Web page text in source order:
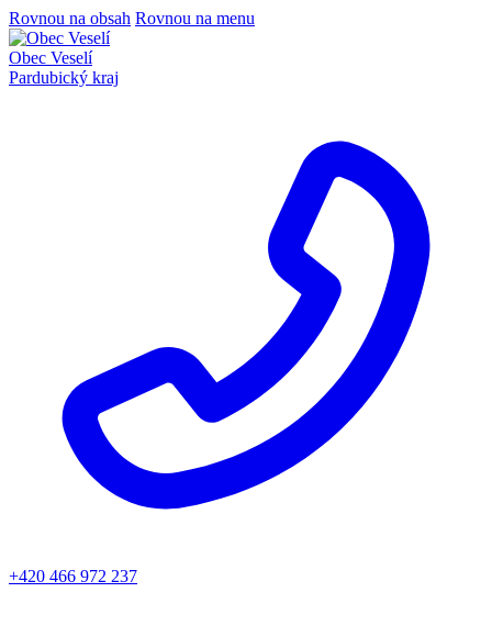
Rovnou na obsah Rovnou na menu
Obec Veselí
Pardubický kraj
+420 466 972 237